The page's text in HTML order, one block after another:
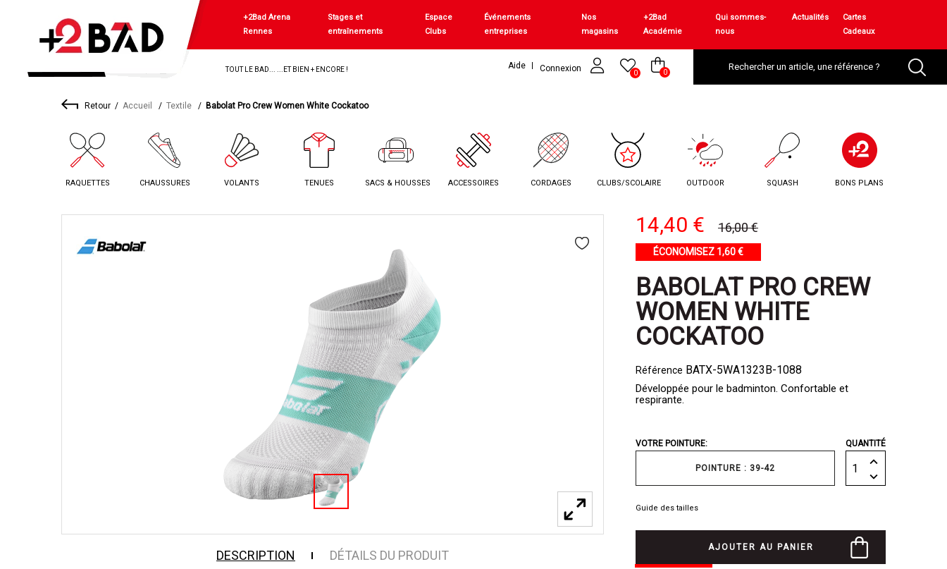
+2Bad Arena
Rennes
Stages et
entraînements
Espace
Clubs
Événements
entreprises
Nos
magasins
+2Bad
Académie
Qui sommes-
nous
Actualités
Cartes
Cadeaux
TOUT LE BAD... ...ET BIEN + ENCORE ! Aide Connexion 0 0
Retour Accueil Textile Babolat Pro Crew Women White Cockatoo
RAQUETTES CHAUSSURES VOLANTS TENUES SACS & HOUSSES ACCESSOIRES CORDAGES CLUBS/SCOLAIRE OUTDOOR SQUASH BONS PLANS
DESCRIPTION DÉTAILS DU PRODUIT
14,40 € 16,00 €
ÉCONOMISEZ 1,60 €
BABOLAT PRO CREW
WOMEN WHITE
COCKATOO
Référence BATX-5WA1323B-1088
Développée pour le badminton. Confortable et
respirante.
VOTRE POINTURE:
POINTURE : 39-42
QUANTITÉ
Guide des tailles
AJOUTER AU PANIER